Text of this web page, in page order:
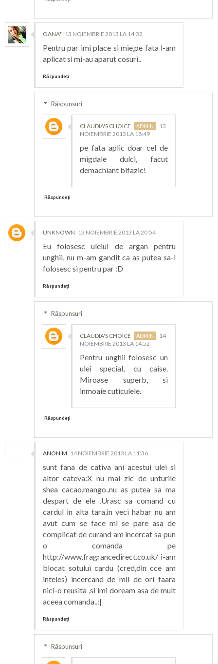
OANA* 13 NOIEMBRIE 2013 LA 14:32
Pentru par imi place si mie,pe fata l-am
aplicat si mi-au aparut cosuri..
Răspundeți
Răspunsuri
CLAUDIA'S CHOICE
13
NOIEMBRIE 2013 LA 18:49
pe fata aplic doar cel de
migdale dulci, facut
demachiant bifazic!
Răspundeți
UNKNOWN 13 NOIEMBRIE 2013 LA 20:54
Eu folosesc uleiul de argan pentru
unghii, nu m-am gandit ca as putea sa-l
folosesc si pentru par :D
Răspundeți
Răspunsuri
CLAUDIA'S CHOICE
14
NOIEMBRIE 2013 LA 14:52
Pentru unghii folosesc un
ulei special, cu caise.
Miroase superb, si
inmoaie cuticulele.
Răspundeți
ANONIM 14 NOIEMBRIE 2013 LA 11:36
sunt fana de cativa ani acestui ulei si
altor cateva:X nu mai zic de unturile
shea cacao,mango..nu as putea sa ma
despart de ele .Urasc sa comand cu
cardul in alta tara,in veci habar nu am
avut cum se face mi se pare asa de
complicat de curand am incercat sa pun
o comanda pe
http://www.fragrancedirect.co.uk/ i-am
blocat sotului cardu (cred,din cce am
inteles) incercand de mii de ori faara
nici-o reusita ,si imi doream asa de mult
aceea comanda..:|
Răspundeți
Răspunsuri